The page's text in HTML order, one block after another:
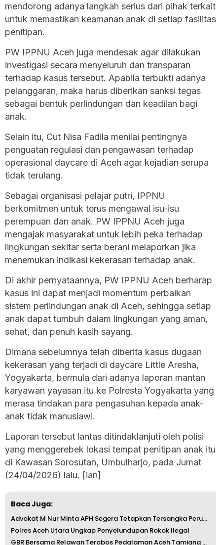
mendorong adanya langkah serius dari pihak terkait
untuk memastikan keamanan anak di setiap fasilitas
penitipan.
PW IPPNU Aceh juga mendesak agar dilakukan
investigasi secara menyeluruh dan transparan
terhadap kasus tersebut. Apabila terbukti adanya
pelanggaran, maka harus diberikan sanksi tegas
sebagai bentuk perlindungan dan keadilan bagi
anak.
Selain itu, Cut Nisa Fadila menilai pentingnya
penguatan regulasi dan pengawasan terhadap
operasional daycare di Aceh agar kejadian serupa
tidak terulang.
Sebagai organisasi pelajar putri, IPPNU
berkomitmen untuk terus mengawal isu-isu
perempuan dan anak. PW IPPNU Aceh juga
mengajak masyarakat untuk lebih peka terhadap
lingkungan sekitar serta berani melaporkan jika
menemukan indikasi kekerasan terhadap anak.
Di akhir pernyataannya, PW IPPNU Aceh berharap
kasus ini dapat menjadi momentum perbaikan
sistem perlindungan anak di Aceh, sehingga setiap
anak dapat tumbuh dalam lingkungan yang aman,
sehat, dan penuh kasih sayang.
Dimana sebelumnya telah diberita kasus dugaan
kekerasan yang terjadi di daycare Little Aresha,
Yogyakarta, bermula dari adanya laporan mantan
karyawan yayasan itu ke Polresta Yogyakarta yang
merasa tindakan para pengasuhan kepada anak-
anak tidak manusiawi.
Laporan tersebut lantas ditindaklanjuti oleh polisi
yang menggerebek lokasi tempat penitipan anak itu
di Kawasan Sorosutan, Umbulharjo, pada Jumat
(24/04/2026) lalu. [ian]
Baca Juga:
Advokat M Nur Minta APH Segera Tetapkan Tersangka Perusak...
Polres Aceh Utara Ungkap Penyelundupan Rokok Ilegal
GBR Bersama Relawan Terobos Pedalaman Aceh Tamiang Antar ...